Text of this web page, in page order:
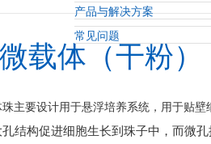
产品与解决方案
常见问题
载体（干粉）
主要设计用于悬浮培养系统，用于贴壁
结构促进细胞生长到珠子中，而微